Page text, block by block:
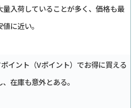
量入荷していることが多く、価格も最
値に近い。
イント（Vポイント）でお得に買える
、在庫も意外とある。